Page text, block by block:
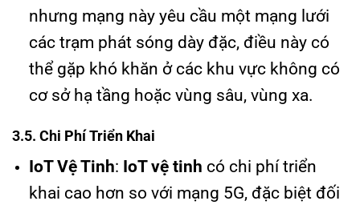
nhưng mạng này yêu cầu một mạng lưới
các trạm phát sóng dày đặc, điều này có
thể gặp khó khăn ở các khu vực không có
cơ sở hạ tầng hoặc vùng sâu, vùng xa.
3.5. Chi Phí Triển Khai
IoT Vệ Tinh: IoT vệ tinh có chi phí triển
khai cao hơn so với mạng 5G, đặc biệt đối